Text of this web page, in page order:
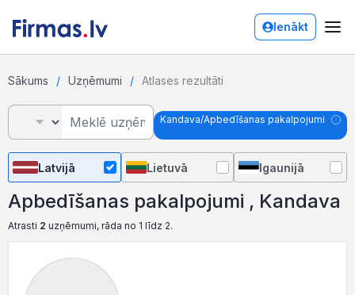
Ienākt
Sākums Uzņēmumi Atlases rezultāti
Kandava/Apbedīšanas pakalpojumi
Latvijā Lietuvā Igaunijā
Apbedīšanas pakalpojumi , Kandava
Atrasti 2 uzņēmumi, rāda no 1 līdz 2.